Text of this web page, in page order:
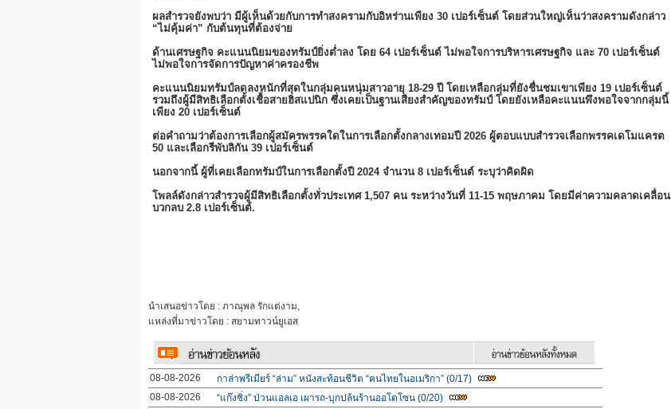
ผลสำรวจยังพบว่า มีผู้เห็นด้วยกับการทำสงครามกับอิหร่านเพียง 30 เปอร์เซ็นต์ โดยส่วนใหญ่เห็นว่าสงครามดังกล่าว
“ไม่คุ้มค่า” กับต้นทุนที่ต้องจ่าย
ด้านเศรษฐกิจ คะแนนนิยมของทรัมป์ยิ่งต่ำลง โดย 64 เปอร์เซ็นต์ ไม่พอใจการบริหารเศรษฐกิจ และ 70 เปอร์เซ็นต์
ไม่พอใจการจัดการปัญหาค่าครองชีพ
คะแนนนิยมทรัมป์ลดลงหนักที่สุดในกลุ่มคนหนุ่มสาวอายุ 18-29 ปี โดยเหลือกลุ่มที่ยังชื่นชมเขาเพียง 19 เปอร์เซ็นต์
รวมถึงผู้มีสิทธิเลือกตั้งเชื้อสายฮิสแปนิก ซึ่งเคยเป็นฐานเสียงสำคัญของทรัมป์ โดยยังเหลือคะแนนพึงพอใจจากกลุ่มนี้
เพียง 20 เปอร์เซ็นต์
ต่อคำถามว่าต้องการเลือกผู้สมัครพรรคใดในการเลือกตั้งกลางเทอมปี 2026 ผู้ตอบแบบสำรวจเลือกพรรคเดโมแครต
50 และเลือกรีพับลิกัน 39 เปอร์เซ็นต์
นอกจากนี้ ผู้ที่เคยเลือกทรัมป์ในการเลือกตั้งปี 2024 จำนวน 8 เปอร์เซ็นต์ ระบุว่าคิดผิด
โพลล์ดังกล่าวสำรวจผู้มีสิทธิเลือกตั้งทั่วประเทศ 1,507 คน ระหว่างวันที่ 11-15 พฤษภาคม โดยมีค่าความคลาดเคลื่อน
บวกลบ 2.8 เปอร์เซ็นต์.
นำเสนอข่าวโดย : ภาณุพล รักแต่งาม,
แหล่งที่มาข่าวโดย : สยามทาวน์ยูเอส
08-08-2026
กาล่าพรีเมียร์ “ล่าม” หนังสะท้อนชีวิต “คนไทยในอเมริกา” (0/17)
08-08-2026
“แก๊งซิ่ง” ป่วนแอลเอ เผารถ-บุกปล้นร้านออโตโซน (0/20)